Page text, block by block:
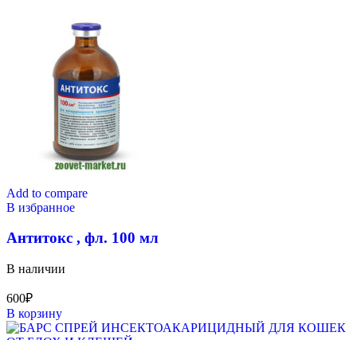
Add to compare
В избранное
Антитокс , фл. 100 мл
В наличии
600₽
В корзину